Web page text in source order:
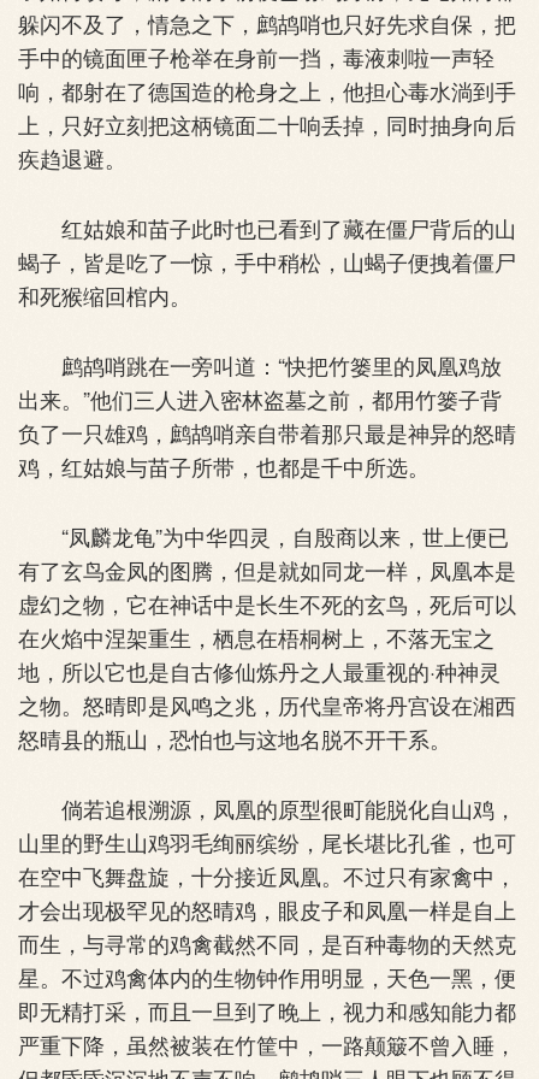
躲闪不及了，情急之下，鹧鸪哨也只好先求自保，把
手中的镜面匣子枪举在身前一挡，毒液刺啦一声轻
响，都射在了德国造的枪身之上，他担心毒水淌到手
上，只好立刻把这柄镜面二十响丢掉，同时抽身向后
疾趋退避。
红姑娘和苗子此时也已看到了藏在僵尸背后的山
蝎子，皆是吃了一惊，手中稍松，山蝎子便拽着僵尸
和死猴缩回棺内。
鹧鸪哨跳在一旁叫道：“快把竹篓里的凤凰鸡放
出来。”他们三人进入密林盗墓之前，都用竹篓子背
负了一只雄鸡，鹧鸪哨亲自带着那只最是神异的怒晴
鸡，红姑娘与苗子所带，也都是千中所选。
“凤麟龙龟”为中华四灵，自殷商以来，世上便已
有了玄鸟金凤的图腾，但是就如同龙一样，凤凰本是
虚幻之物，它在神话中是长生不死的玄鸟，死后可以
在火焰中涅架重生，栖息在梧桐树上，不落无宝之
地，所以它也是自古修仙炼丹之人最重视的·种神灵
之物。怒晴即是风鸣之兆，历代皇帝将丹宫设在湘西
怒晴县的瓶山，恐怕也与这地名脱不开干系。
倘若追根溯源，凤凰的原型很町能脱化自山鸡，
山里的野生山鸡羽毛绚丽缤纷，尾长堪比孔雀，也可
在空中飞舞盘旋，十分接近凤凰。不过只有家禽中，
才会出现极罕见的怒晴鸡，眼皮子和凤凰一样是自上
而生，与寻常的鸡禽截然不同，是百种毒物的天然克
星。不过鸡禽体内的生物钟作用明显，天色一黑，便
即无精打采，而且一旦到了晚上，视力和感知能力都
严重下降，虽然被装在竹筐中，一路颠簸不曾入睡，